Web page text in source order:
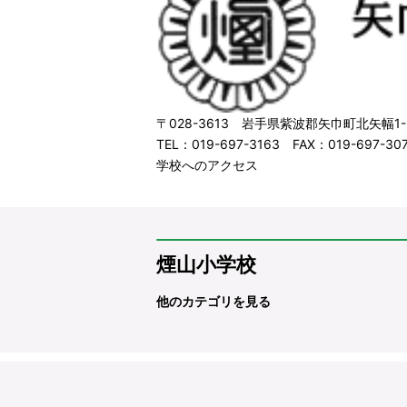
〒028-3613 岩手県紫波郡矢巾町北矢幅
TEL：019-697-3163 FAX：019-697-
学校へのアクセス
煙山小学校
他のカテゴリを見る